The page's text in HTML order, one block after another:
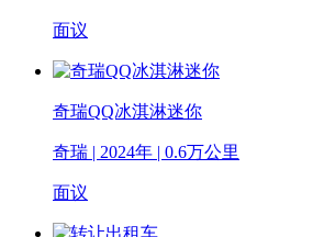
面议
奇瑞QQ冰淇淋迷你
奇瑞 | 2024年 | 0.6万公里
面议